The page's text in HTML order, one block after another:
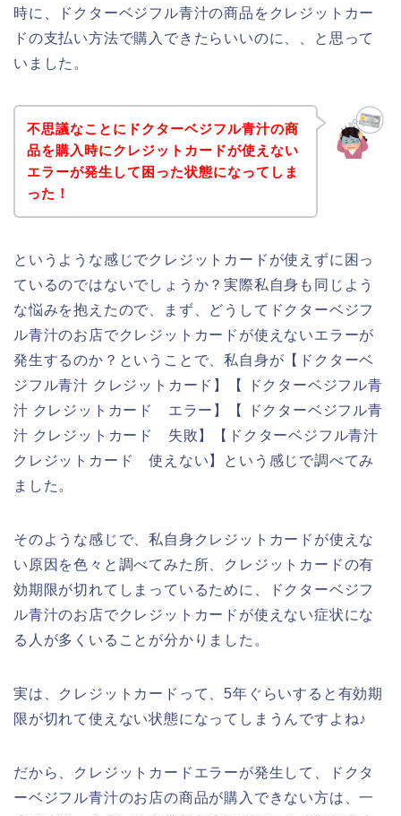
時に、ドクターベジフル青汁の商品をクレジットカー
ドの支払い方法で購入できたらいいのに、、と思って
いました。
不思議なことにドクターベジフル青汁の商
品を購入時にクレジットカードが使えない
エラーが発生して困った状態になってしま
った！
というような感じでクレジットカードが使えずに困っ
ているのではないでしょうか？実際私自身も同じよう
な悩みを抱えたので、まず、どうしてドクターベジフ
ル青汁のお店でクレジットカードが使えないエラーが
発生するのか？ということで、私自身が【ドクターベ
ジフル青汁 クレジットカード】【 ドクターベジフル青
汁 クレジットカード エラー】【 ドクターベジフル青
汁 クレジットカード 失敗】【ドクターベジフル青汁
クレジットカード 使えない】という感じで調べてみ
ました。
そのような感じで、私自身クレジットカードが使えな
い原因を色々と調べてみた所、クレジットカードの有
効期限が切れてしまっているために、ドクターベジフ
ル青汁のお店でクレジットカードが使えない症状にな
る人が多くいることが分かりました。
実は、クレジットカードって、5年ぐらいすると有効期
限が切れて使えない状態になってしまうんですよね♪
だから、クレジットカードエラーが発生して、ドクタ
ーベジフル青汁のお店の商品が購入できない方は、一